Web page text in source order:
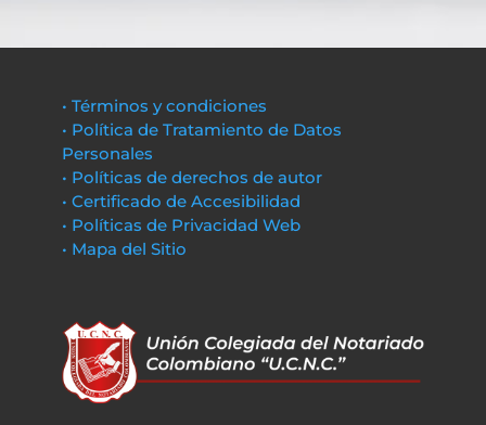
• Términos y condiciones
• Política de Tratamiento de Datos
Personales
• Políticas de derechos de autor
• Certificado de Accesibilidad
• Políticas de Privacidad Web
• Mapa del Sitio